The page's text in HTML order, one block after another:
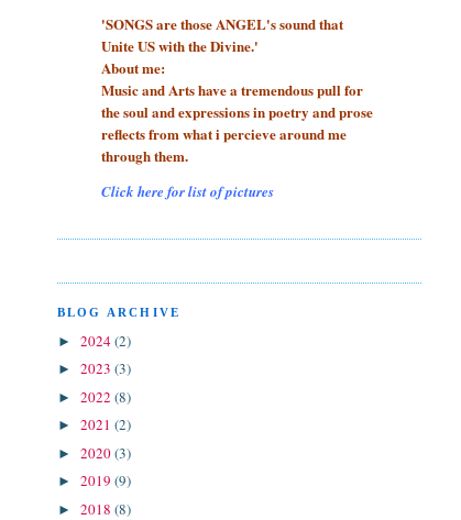
'SONGS are those ANGEL's sound that
Unite US with the Divine.'
About me:
Music and Arts have a tremendous pull for
the soul and expressions in poetry and prose
reflects from what i percieve around me
through them.
Click here for list of pictures
BLOG ARCHIVE
► 2024(2)
► 2023 (3)
► 2022 (8)
► 2021 (2)
► 2020(3)
► 2019 (9)
► 2018 (8)